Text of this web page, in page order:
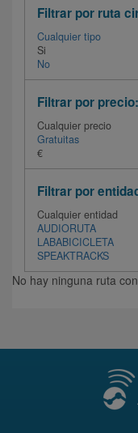
Filtrar por ruta
Cualquier tipo
Si
No
Filtrar por precio:
Cualquier precio
Gratuitas
€
Filtrar por
Cualquier entidad
AUDIORUTA
LABABICICLETA
SPEAKTRACKS
No hay ninguna ruta